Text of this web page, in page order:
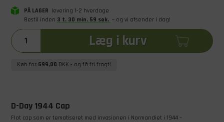
PÅ LAGER levering 1-2 hverdage
Bestil inden 3 t. 30 min. 59 sek. – og vi afsender i dag!
Læg i kurv
Køb for 699,00 DKK - og få fri fragt!
D-Day 1944 Cap
Flot cap som er tematiseret med invasionen i Normandiet i 1944 –